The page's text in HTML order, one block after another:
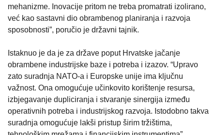
mehanizme. Inovacije pritom ne treba promatrati izolirano,
već kao sastavni dio obrambenog planiranja i razvoja
sposobnosti”, poručio je državni tajnik.
Istaknuo je da je za države poput Hrvatske jačanje
obrambene industrijske baze i potreba i izazov. “Upravo
zato suradnja NATO-a i Europske unije ima ključnu
važnost. Ona omogućuje učinkovito korištenje resursa,
izbjegavanje dupliciranja i stvaranje sinergija između
operativnih potreba i industrijskog razvoja. Istodobno takva
suradnja omogućuje lakši pristup širim tržištima,